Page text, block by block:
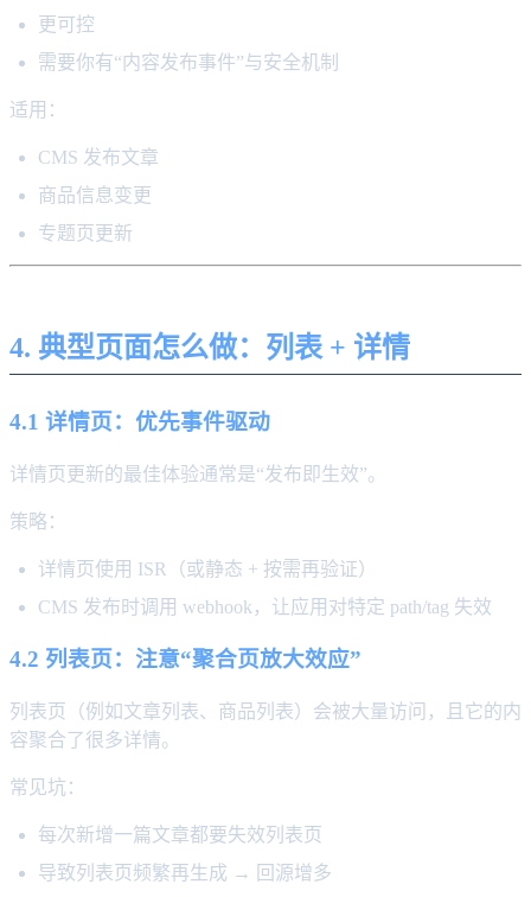
更可控
需要你有“内容发布事件”与安全机制
适用：
CMS 发布文章
商品信息变更
专题页更新
4. 典型页面怎么做：列表 + 详情
4.1 详情页：优先事件驱动
详情页更新的最佳体验通常是“发布即生效”。
策略：
详情页使用 ISR（或静态 + 按需再验证）
CMS 发布时调用 webhook，让应用对特定 path/tag 失效
4.2 列表页：注意“聚合页放大效应”
列表页（例如文章列表、商品列表）会被大量访问，且它的内
容聚合了很多详情。
常见坑：
每次新增一篇文章都要失效列表页
导致列表页频繁再生成 → 回源增多